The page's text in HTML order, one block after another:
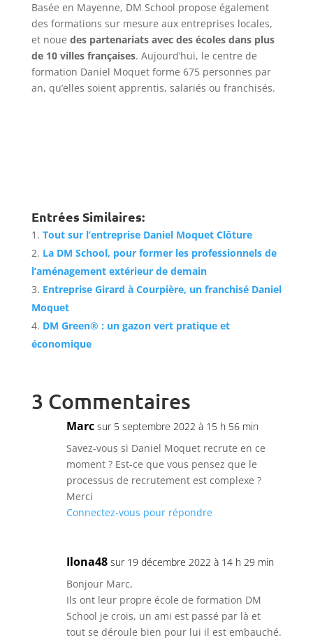
Basée en Mayenne, DM School propose également
des formations sur mesure aux entreprises locales,
et noue des partenariats avec des écoles dans plus
de 10 villes françaises. Aujourd’hui, le centre de
formation Daniel Moquet forme 675 personnes par
an, qu’elles soient apprentis, salariés ou franchisés.
Entrées Similaires:
Tout sur l’entreprise Daniel Moquet Clôture
La DM School, pour former les professionnels de
l’aménagement extérieur de demain
Entreprise Girard à Courpière, un franchisé Daniel
Moquet
DM Green® : un gazon vert pratique et
économique
3 Commentaires
Marc sur 5 septembre 2022 à 15 h 56 min
Savez-vous si Daniel Moquet recrute en ce
moment ? Est-ce que vous pensez que le
processus de recrutement est complexe ?
Merci
Connectez-vous pour répondre
Ilona48 sur 19 décembre 2022 à 14 h 29 min
Bonjour Marc,
Ils ont leur propre école de formation DM
School je crois, un ami est passé par là et
tout se déroule bien pour lui il est embauché.